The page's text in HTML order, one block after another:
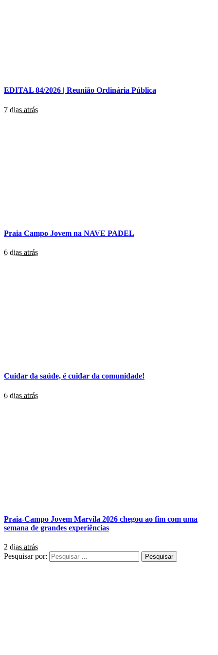
EDITAL 84/2026 | Reunião Ordinária Pública
7 dias atrás
Praia Campo Jovem na NAVE PADEL
6 dias atrás
Cuidar da saúde, é cuidar da comunidade!
6 dias atrás
Praia-Campo Jovem Marvila 2026 chegou ao fim com uma
semana de grandes experiências
2 dias atrás
Pesquisar por: